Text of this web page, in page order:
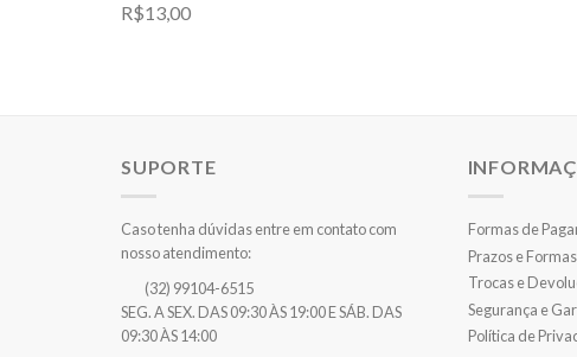
R$13,00
SUPORTE
Caso tenha dúvidas entre em contato com
nosso atendimento:
(32) 99104-6515
SEG. A SEX. DAS 09:30 ÀS 19:00 E SÁB. DAS
09:30 ÀS 14:00
Formas de
Prazos e
Trocas e
Segurança e
Política de